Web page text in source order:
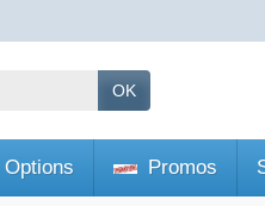
OK
Options Promos